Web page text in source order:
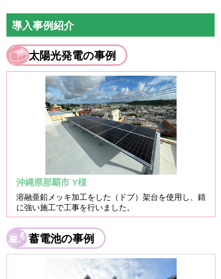
導入事例紹介
太陽光発電の事例
沖縄県那覇市 Y様
溶融亜鉛メッキ加工をした（ドブ）架台を使用し、錆
に強い施工で工事を行いました。
蓄電池の事例